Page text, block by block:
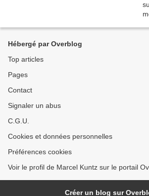
Hébergé par Overblog
Top articles
Pages
Contact
Signaler un abus
C.G.U.
Cookies et données personnelles
Préférences cookies
Voir le profil de Marcel Kuntz sur le portail
Créer un blog sur